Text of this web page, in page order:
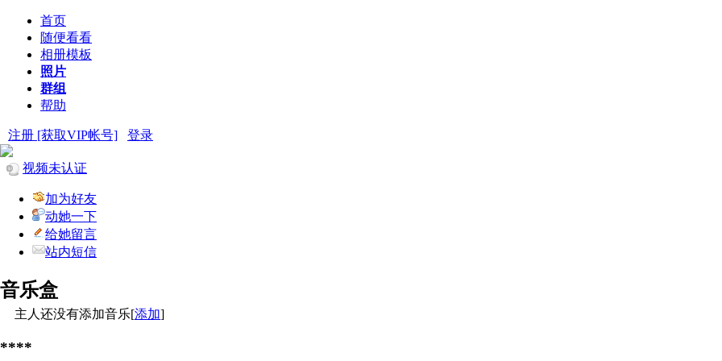
首页
随便看看
相册模板
照片
群组
帮助
注册 [获取VIP帐号] 登录
视频未认证
加为好友
动她一下
给她留言
站内短信
音乐盒
主人还没有添加音乐[添加]
****